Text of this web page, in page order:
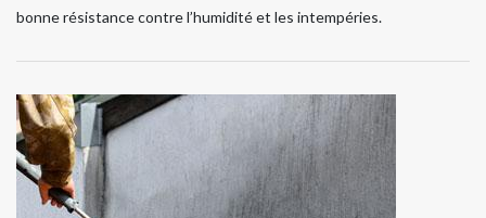
bonne résistance contre l’humidité et les intempéries.